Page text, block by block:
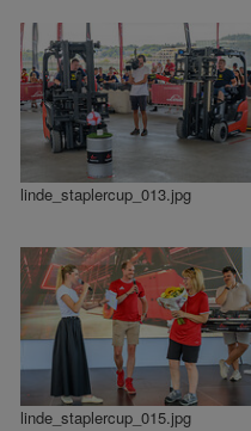
linde_staplercup_013.jpg
linde_staplercup_015.jpg